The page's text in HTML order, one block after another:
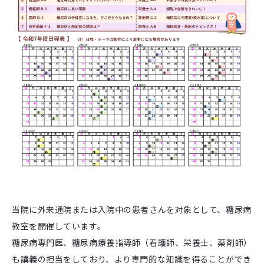
当院に外来通院または入院中の患者さんを対象として、糖尿病
教室を開催しています。
糖尿病専門医、糖尿病療養指導師（看護師、栄養士、薬剤師）
も講義の担当をしており、より専門的な知識を得ることができ